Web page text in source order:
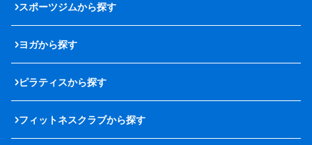
スポーツジムから探す
ヨガから探す
ピラティスから探す
フィットネスクラブから探す